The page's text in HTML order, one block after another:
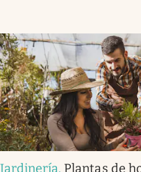
Jardinería. Plantas de